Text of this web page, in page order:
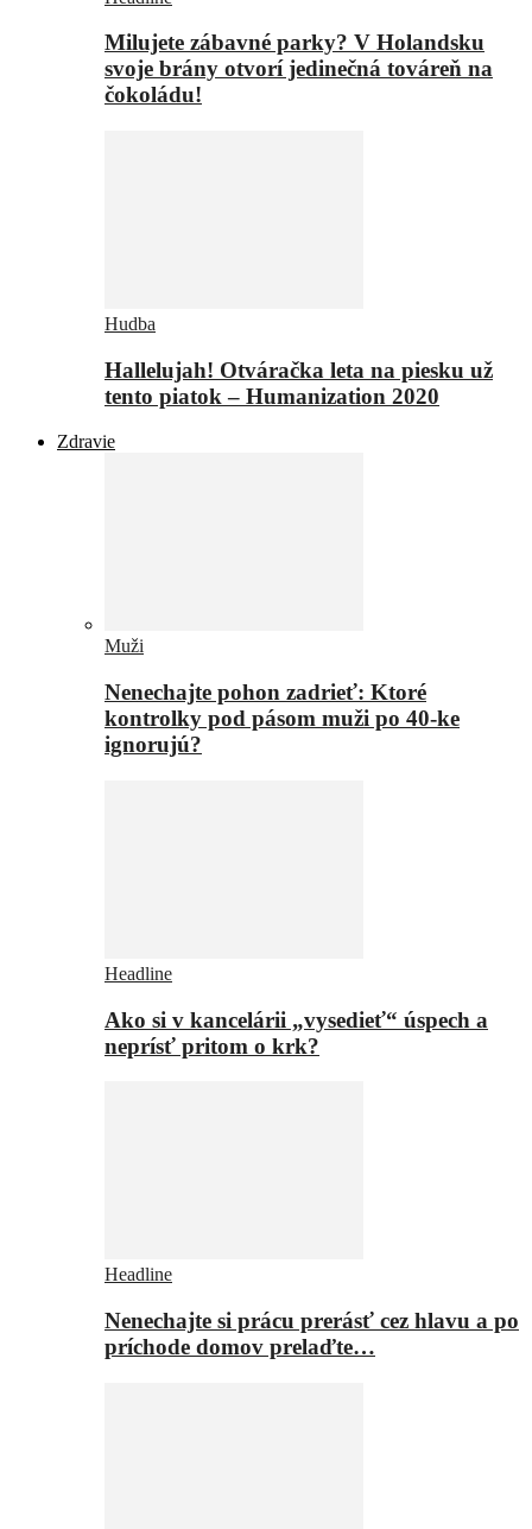
Milujete zábavné parky? V Holandsku
svoje brány otvorí jedinečná továreň na
čokoládu!
Hudba
Hallelujah! Otváračka leta na piesku už
tento piatok – Humanization 2020
Zdravie
Muži
Nenechajte pohon zadrieť: Ktoré
kontrolky pod pásom muži po 40-ke
ignorujú?
Headline
Ako si v kancelárii „vysedieť“ úspech a
neprísť pritom o krk?
Headline
Nenechajte si prácu prerásť cez hlavu a po
príchode domov prelaďte…